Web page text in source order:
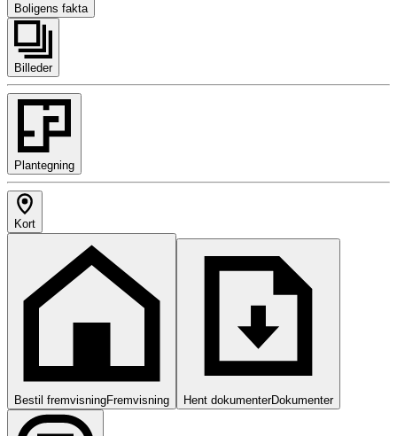
Boligens fakta
Billeder
Plantegning
Kort
Bestil fremvisningFremvisning Hent dokumenterDokumenter